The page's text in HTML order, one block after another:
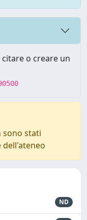
o creare un
sono stati
ND